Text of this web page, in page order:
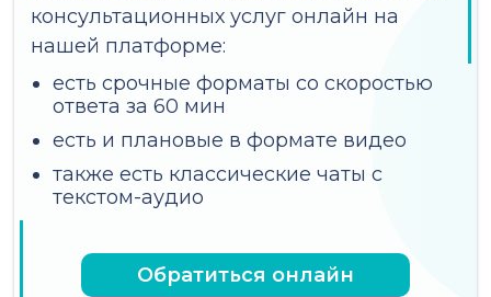
консультационных услуг онлайн на
нашей платформе:
есть срочные форматы со скоростью
ответа за 60 мин
есть и плановые в формате видео
также есть классические чаты с
текстом-аудио
Обратиться онлайн